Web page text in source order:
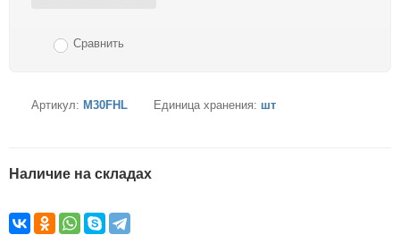
Сравнить
Артикул: M30FHL Единица хранения: шт
Наличие на складах